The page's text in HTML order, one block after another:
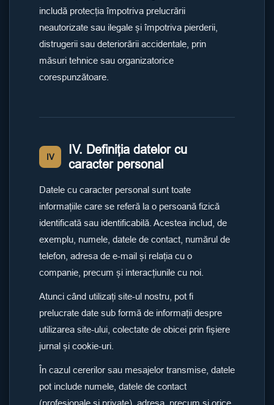
includă protecția împotriva prelucrării
neautorizate sau ilegale și împotriva pierderii,
distrugerii sau deteriorării accidentale, prin
măsuri tehnice sau organizatorice
corespunzătoare.
IV
IV. Definiția datelor cu
caracter personal
Datele cu caracter personal sunt toate
informațiile care se referă la o persoană fizică
identificată sau identificabilă. Acestea includ, de
exemplu, numele, datele de contact, numărul de
telefon, adresa de e-mail și relația cu o
companie, precum și interacțiunile cu noi.
Atunci când utilizați site-ul nostru, pot fi
prelucrate date sub formă de informații despre
utilizarea site-ului, colectate de obicei prin fișiere
jurnal și cookie-uri.
În cazul cererilor sau mesajelor transmise, datele
pot include numele, datele de contact
(profesionale și private), adresa, precum și orice